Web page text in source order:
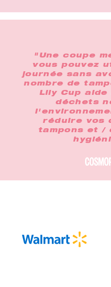
"Une coupe
vous pouvez
journée sans
nombre de
Lily Cup
déchets
réduire vos
tampons et /